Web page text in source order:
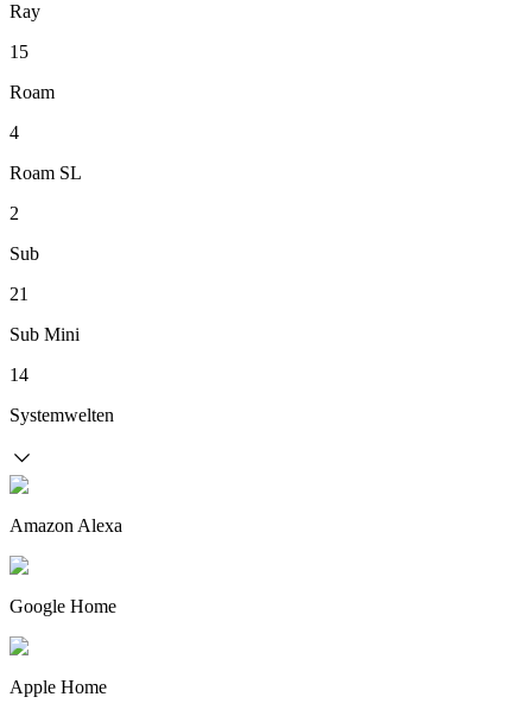
Ray
15
Roam
4
Roam SL
2
Sub
21
Sub Mini
14
Systemwelten
Amazon Alexa
Google Home
Apple Home